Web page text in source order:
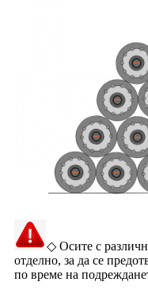
◇ Осите с
отделно, за да се
по време на